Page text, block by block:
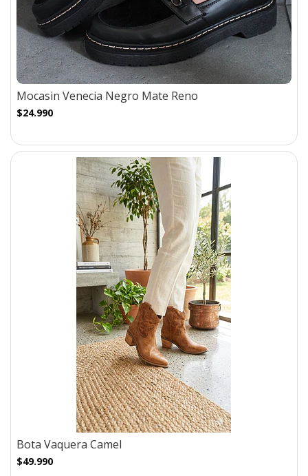
Mocasin Venecia Negro Mate Reno
$24.990
Bota Vaquera Camel
$49.990